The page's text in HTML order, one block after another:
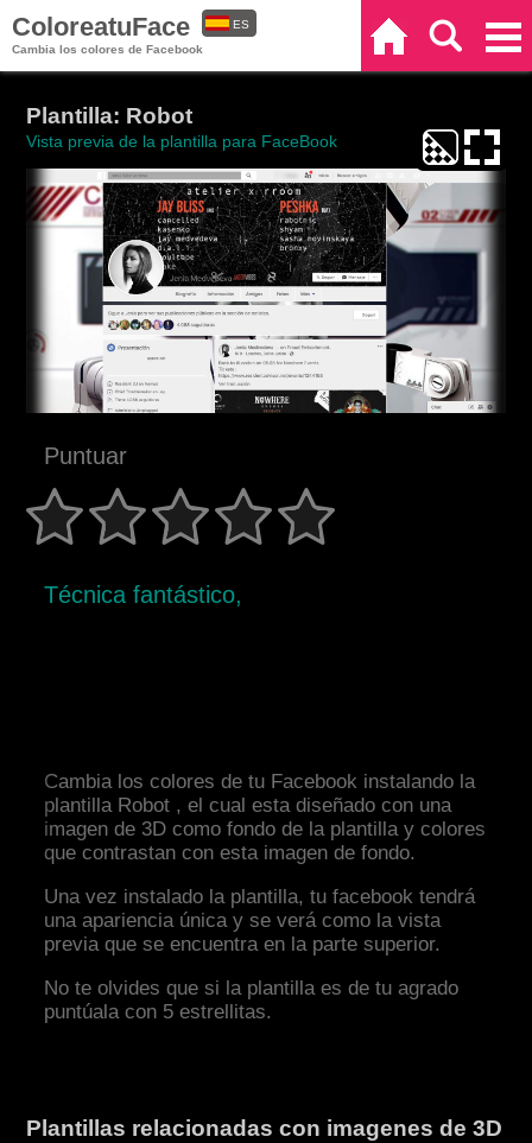
ColoreatuFace
Cambia los colores de Facebook
ES
Plantilla: Robot
Vista previa de la plantilla para FaceBook
Puntuar
Técnica fantástico,
Cambia los colores de tu Facebook instalando la
plantilla Robot , el cual esta diseñado con una
imagen de 3D como fondo de la plantilla y colores
que contrastan con esta imagen de fondo.
Una vez instalado la plantilla, tu facebook tendrá
una apariencia única y se verá como la vista
previa que se encuentra en la parte superior.
No te olvides que si la plantilla es de tu agrado
puntúala con 5 estrellitas.
Plantillas relacionadas con imagenes de 3D